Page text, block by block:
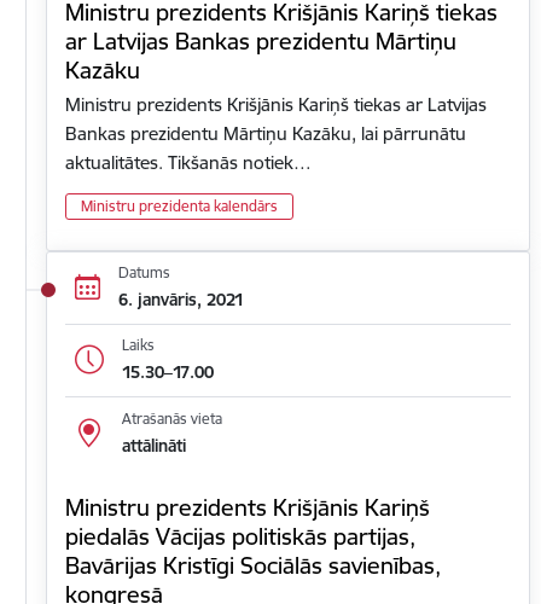
Ministru prezidents Krišjānis Kariņš tiekas
ar Latvijas Bankas prezidentu Mārtiņu
Kazāku
Ministru prezidents Krišjānis Kariņš tiekas ar Latvijas
Bankas prezidentu Mārtiņu Kazāku, lai pārrunātu
aktualitātes. Tikšanās notiek…
Ministru prezidenta kalendārs
Datums
6. janvāris, 2021
Laiks
15.30–17.00
Atrašanās vieta
attālināti
Ministru prezidents Krišjānis Kariņš
piedalās Vācijas politiskās partijas,
Bavārijas Kristīgi Sociālās savienības,
kongresā